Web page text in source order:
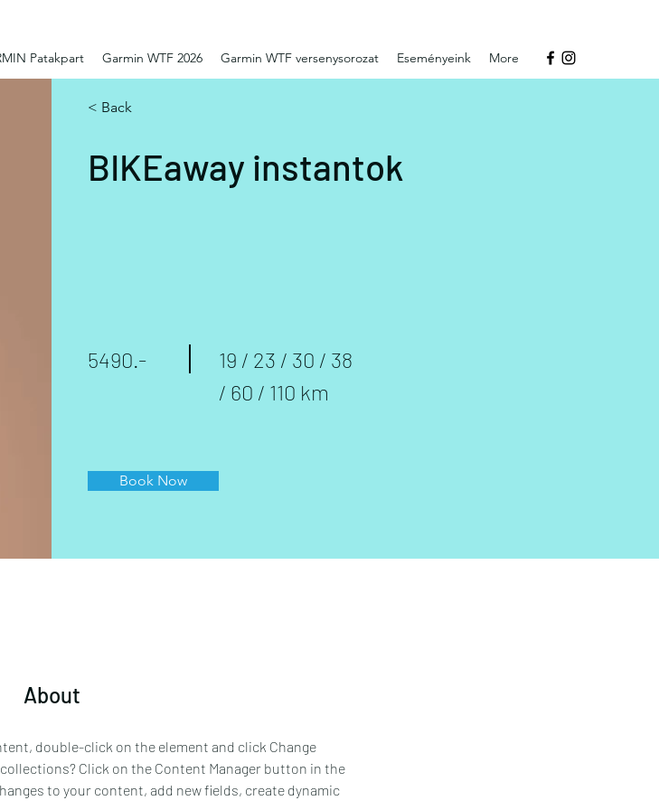
Patakpart Garmin WTF 2026 Garmin WTF versenysorozat Eseményeink More
< Back
BIKEaway instantok
5490.-
19 / 23 / 30 / 38
/ 60 / 110 km
Book Now
About
double-click on the element and click Change
Click on the Content Manager button in the
to your content, add new fields, create dynamic